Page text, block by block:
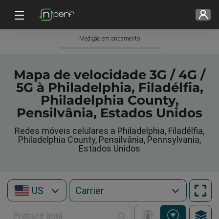
Medição em andamento
Mapa de velocidade 3G / 4G /
5G à Philadelphia, Filadélfia,
Philadelphia County,
Pensilvânia, Estados Unidos
Redes móveis celulares a Philadelphia, Filadélfia,
Philadelphia County, Pensilvânia, Pennsylvania,
Estados Unidos
US